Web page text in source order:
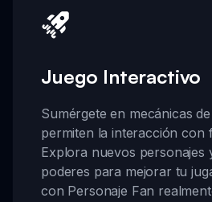
Juego Interactivo
Sumérgete en mecánicas
permiten la interacción con
Explora nuevos personajes
poderes para mejorar tu
con Personaje Fan